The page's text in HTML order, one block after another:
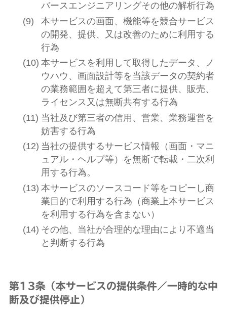
バースエンジニアリングその他の解析行為
本サービスの画面、機能等を競合サービス
の開発、提供、又は改善のために利用する
行為
本サービスを利用して取得したデータ、ノ
ウハウ、画面設計等を当該データの契約者
の業務範囲を超えて第三者に提供、販売、
ライセンス又は無断共有する行為
当社及び第三者の信用、営業、業務運営を
妨害する行為
当社の提供するサービス情報（画面・マニ
ュアル・ヘルプ等）を無断で転載・二次利
用する行為。
本サービスのソースコード等をコピーし商
業目的で利用する行為（商業上本サービス
を利用する行為を含まない）
その他、当社が合理的な理由により不適当
と判断する行為
第13条（本サービスの提供条件／一時的な中
断及び提供停止）